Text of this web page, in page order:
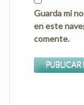
Guarda mi
en este
comente.